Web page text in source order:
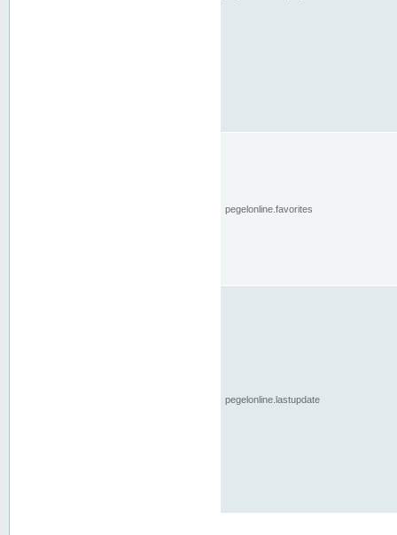
pegelonline.favorites
pegelonline.lastupdate